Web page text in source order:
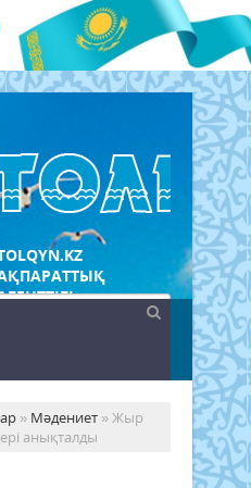
» Мәдениет » Жыр
анықталды